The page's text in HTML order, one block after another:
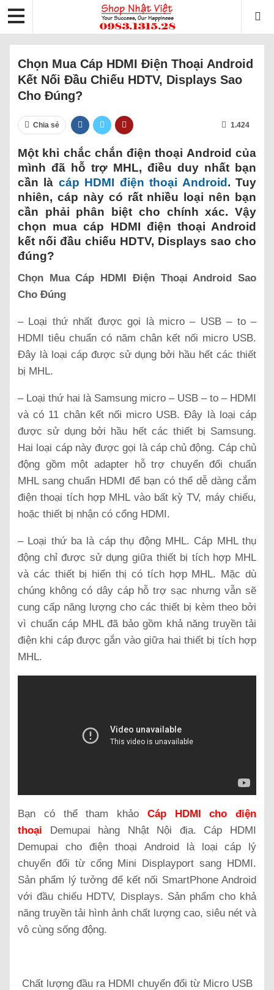
Chọn Mua Cáp HDMI Điện Thoại Android
Kết Nối Đầu Chiếu HDTV, Displays Sao
Cho Đúng?
Chia sẻ 1.424
Một khi chắc chắn điện thoại Android của
mình đã hỗ trợ MHL, điều duy nhất bạn
cần là cáp HDMI điện thoại Android . Tuy
nhiên, cáp này có rất nhiều loại nên bạn
cần phải phân biệt cho chính xác. Vậy
chọn mua cáp HDMI điện thoại Android
kết nối đầu chiếu HDTV, Displays sao cho
đúng?
Chọn Mua Cáp HDMI Điện Thoại Android Sao
Cho Đúng
– Loại thứ nhất được gọi là micro – USB – to –
HDMI tiêu chuẩn có năm chân kết nối micro USB.
Đây là loại cáp được sử dụng bởi hầu hết các thiết
bị MHL.
– Loại thứ hai là Samsung micro – USB – to – HDMI
và có 11 chân kết nối micro USB. Đây là loại cáp
được sử dụng bởi hầu hết các thiết bị Samsung.
Hai loại cáp này được gọi là cáp chủ động. Cáp chủ
động gồm một adapter hỗ trợ chuyển đổi chuẩn
MHL sang chuẩn HDMI để bạn có thể dễ dàng cắm
điện thoại tích hợp MHL vào bất kỳ TV, máy chiếu,
hoặc thiết bị nhận có cổng HDMI.
– Loại thứ ba là cáp thụ động MHL. Cáp MHL thụ
động chỉ được sử dụng giữa thiết bị tích hợp MHL
và các thiết bị hiển thị có tích hợp MHL. Mặc dù
chúng không có dây cáp hỗ trợ sạc nhưng vẫn sẽ
cung cấp năng lượng cho các thiết bị kèm theo bởi
vì chuẩn cáp MHL đã bảo gồm khả năng truyền tải
điện khi cáp được gắn vào giữa hai thiết bị tích hợp
MHL.
Bạn có thể tham khảo Cáp HDMI cho điện
thoại Demupai hàng Nhật Nội địa. Cáp HDMI
Demupai cho điện thoại Android là loại cáp lý
chuyển đổi từ cổng Mini Displayport sang HDMI.
Sản phẩm lý tưởng để kết nối SmartPhone Android
với đầu chiếu HDTV, Displays. Sản phẩm cho khả
năng truyền tải hình ảnh chất lượng cao, siêu nét và
vô cùng sống động.
Chất lượng đầu ra HDMI chuyển đổi từ Micro USB